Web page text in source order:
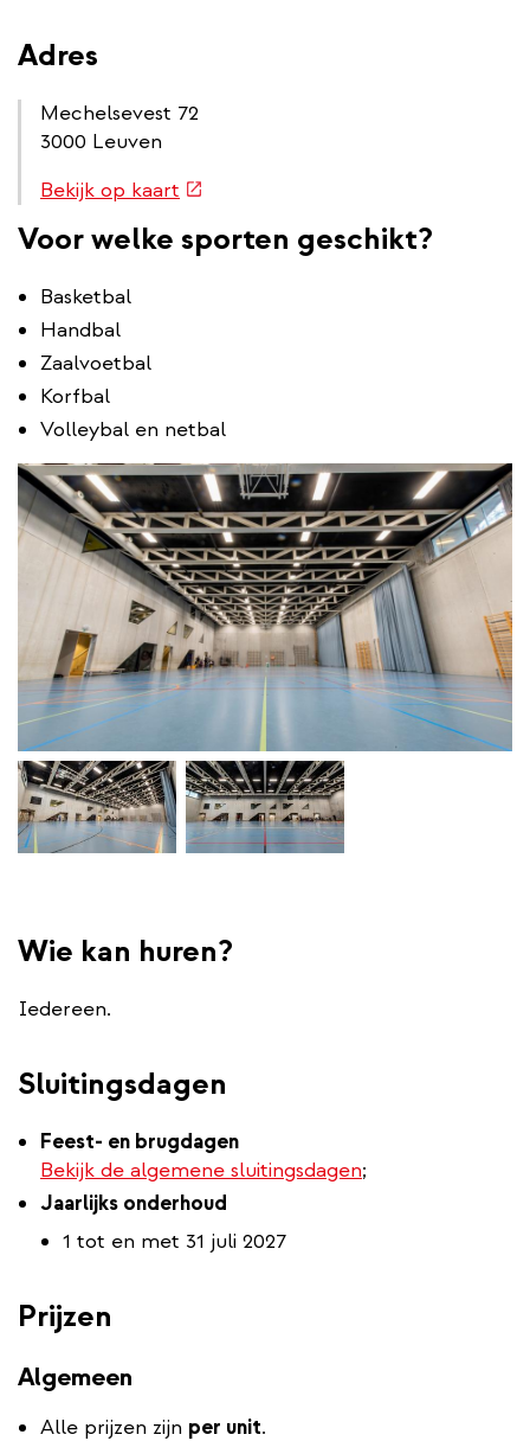
Adres
Mechelsevest 72
3000 Leuven
Routebeschrijving
Bekijk op kaart (externe
Voor welke sporten geschikt?
Basketbal
Handbal
Zaalvoetbal
Korfbal
Volleybal en netbal
Wie kan huren?
Iedereen.
Sluitingsdagen
Feest- en brugdagen
Bekijk de algemene sluitingsdagen;
Jaarlijks onderhoud
1 tot en met 31 juli 2027
Prijzen
Algemeen
Alle prijzen zijn per unit.